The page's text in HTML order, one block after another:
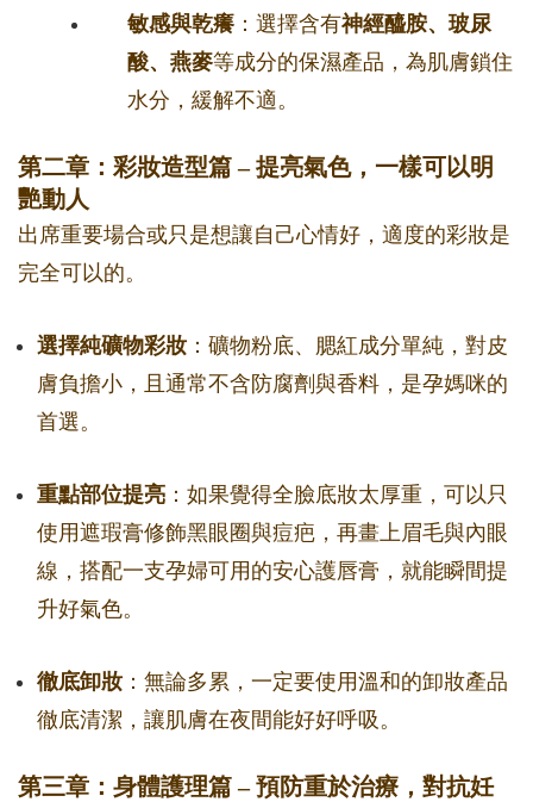
敏感與乾癢 ：選擇含有神經醯胺、玻尿
酸、燕麥等成分的保濕產品，為肌膚鎖住
水分，緩解不適。
第二章：彩妝造型篇 – 提亮氣色，一樣可以明
艷動人
出席重要場合或只是想讓自己心情好，適度的彩妝是
完全可以的。
選擇純礦物彩妝 ：礦物粉底、腮紅成分單純，對皮
膚負擔小，且通常不含防腐劑與香料，是孕媽咪的
首選。
重點部位提亮 ：如果覺得全臉底妝太厚重，可以只
使用遮瑕膏修飾黑眼圈與痘疤，再畫上眉毛與內眼
線，搭配一支孕婦可用的安心護唇膏，就能瞬間提
升好氣色。
徹底卸妝 ：無論多累，一定要使用溫和的卸妝產品
徹底清潔，讓肌膚在夜間能好好呼吸。
第三章：身體護理篇 – 預防重於治療，對抗妊